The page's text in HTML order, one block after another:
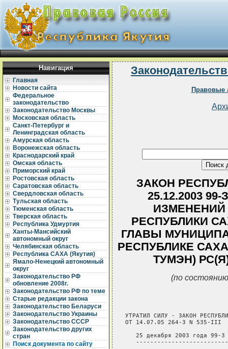
Навигация
Главная
Новости сайта
Федеральное
законодательство
Законодательство Москвы
Московская область
Санкт-Петербург и
Ленинградская область
Амурская область
Воронежская область
Краснодарский край
Омская область
Приморский край
Ростовская область
Саратовская область
Свердловская область
Тульская область
Тюменская область
Тверская область
Республика Удмуртия
Ханты-Мансийский
автономный округ
Челябинская область
Республика САХА (Якутия)
Ямало-Ненецкий автономный
округ
Законодательство РФ
обновление 2008г.
Законодательство РФ по теме
Старые редакции закона
Законодательство Беларуси
Законодательство Украины
Законодательство СССР
Законодательство других
стран
Поиск документа по сайту
Правовые
ЗАКОН
25.12.2003
ИЗМЕНЕНИЙ
РЕСПУБЛИКИ
ГЛАВЫ
РЕСПУБЛИКЕ
ТУМЭН) РС(Я)
(по
УТРАТИЛ СИЛУ - ЗАКОН
ОТ 14.07.05 264-3
25 декабря 2003 года 99-З